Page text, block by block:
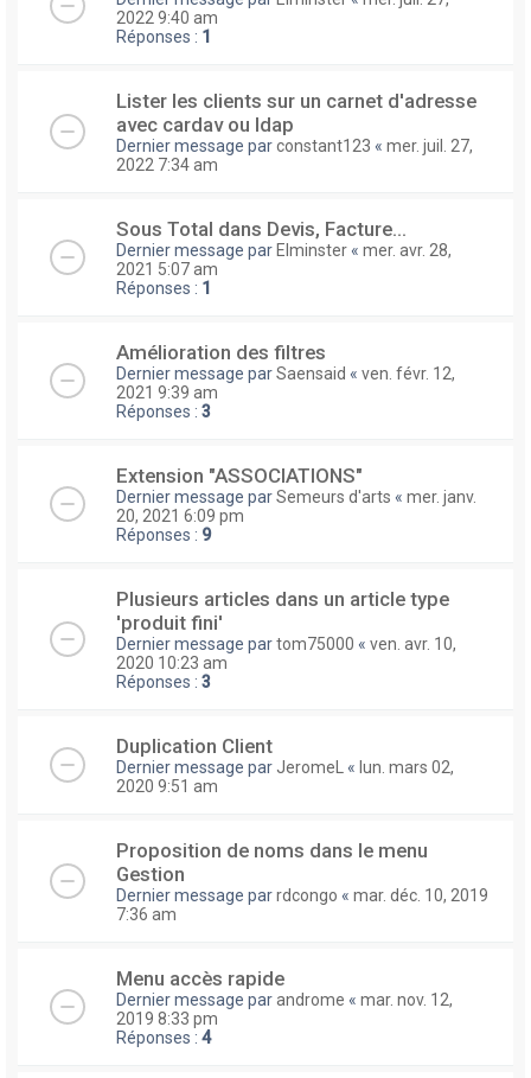
2022 9:40 am
Réponses : 1
Lister les clients sur un carnet d'adresse
avec cardav ou ldap
Dernier message parconstant123 « mer. juil. 27,
2022 7:34 am
Sous Total dans Devis, Facture...
Dernier message parElminster « mer. avr. 28,
2021 5:07 am
Réponses : 1
Amélioration des filtres
Dernier message parSaensaid « ven. févr. 12,
2021 9:39 am
Réponses : 3
Extension "ASSOCIATIONS"
Dernier message parSemeurs d'arts « mer. janv.
20, 2021 6:09 pm
Réponses : 9
Plusieurs articles dans un article type
'produit fini'
Dernier message partom75000 « ven. avr. 10,
2020 10:23 am
Réponses : 3
Duplication Client
Dernier message par JeromeL « lun. mars 02,
2020 9:51 am
Proposition de noms dans le menu
Gestion
Dernier message parrdcongo « mar. déc. 10, 2019
7:36 am
Menu accès rapide
Dernier message parandrome « mar. nov. 12,
2019 8:33 pm
Réponses : 4